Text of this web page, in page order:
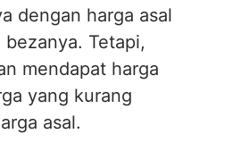
dengan harga asal
Tetapi,
mendapat harga
yang kurang
asal.